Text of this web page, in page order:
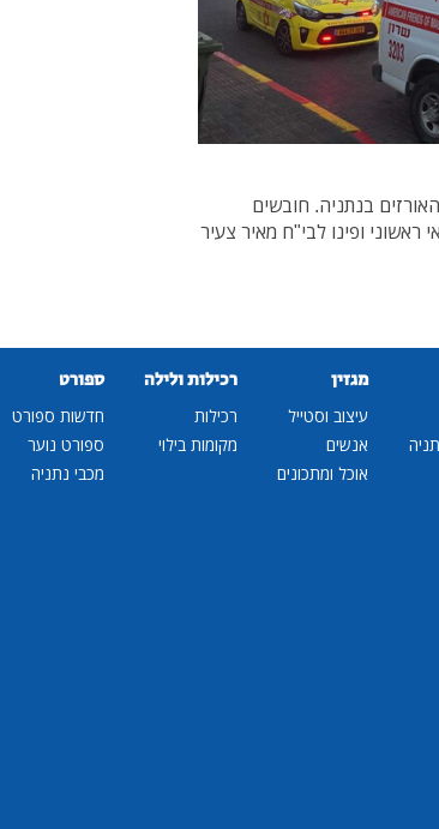
בנתניה. חובשים
ופינו לבי"ח מאיר צעיר
מגזין
עיצוב וסטייל
אנשים
אוכל ומתכונים
רכילות ולילה
רכילות
מקומות בילוי
ספורט
חדשות ספורט
ספורט נוער
מכבי נתניה